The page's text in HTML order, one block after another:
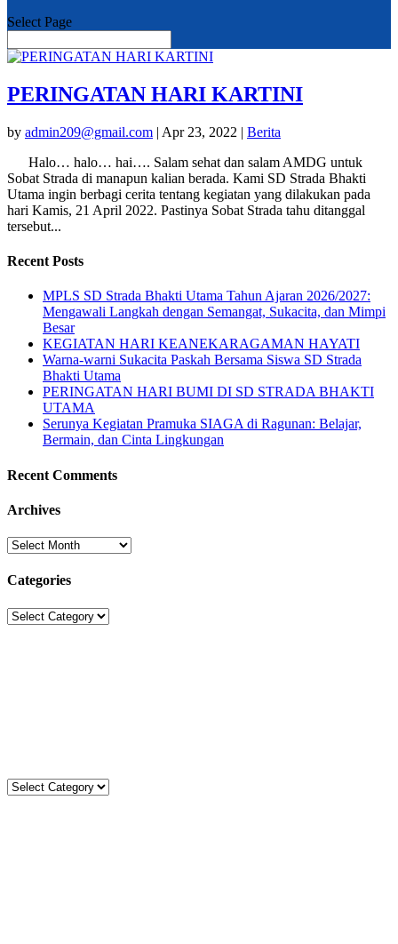
Select Page
PERINGATAN HARI KARTINI
by admin209@gmail.com | Apr 23, 2022 | Berita
Halo… halo… hai…. Salam sehat dan salam AMDG untuk
Sobat Strada di manapun kalian berada. Kami SD Strada Bhakti
Utama ingin berbagi cerita tentang kegiatan yang dilakukan pada
hari Kamis, 21 April 2022. Pastinya Sobat Strada tahu ditanggal
tersebut...
Recent Posts
MPLS SD Strada Bhakti Utama Tahun Ajaran 2026/2027:
Mengawali Langkah dengan Semangat, Sukacita, dan Mimpi
Besar
KEGIATAN HARI KEANEKARAGAMAN HAYATI
Warna-warni Sukacita Paskah Bersama Siswa SD Strada
Bhakti Utama
PERINGATAN HARI BUMI DI SD STRADA BHAKTI
UTAMA
Serunya Kegiatan Pramuka SIAGA di Ragunan: Belajar,
Bermain, dan Cinta Lingkungan
Recent Comments
Archives
Archives
Categories
Categories
Kategori